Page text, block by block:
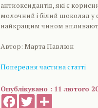
антиоксидантів, які є
молочний і білий шоколад у
найкращим чином
Автор: Марта Павлюк
Попередня частина статті
Опублікувано : 11 лютого
FacebookTwitter